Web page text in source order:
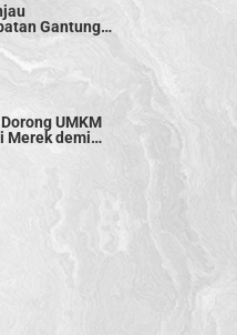
Gantung
Warga
UMKM
Merek demi